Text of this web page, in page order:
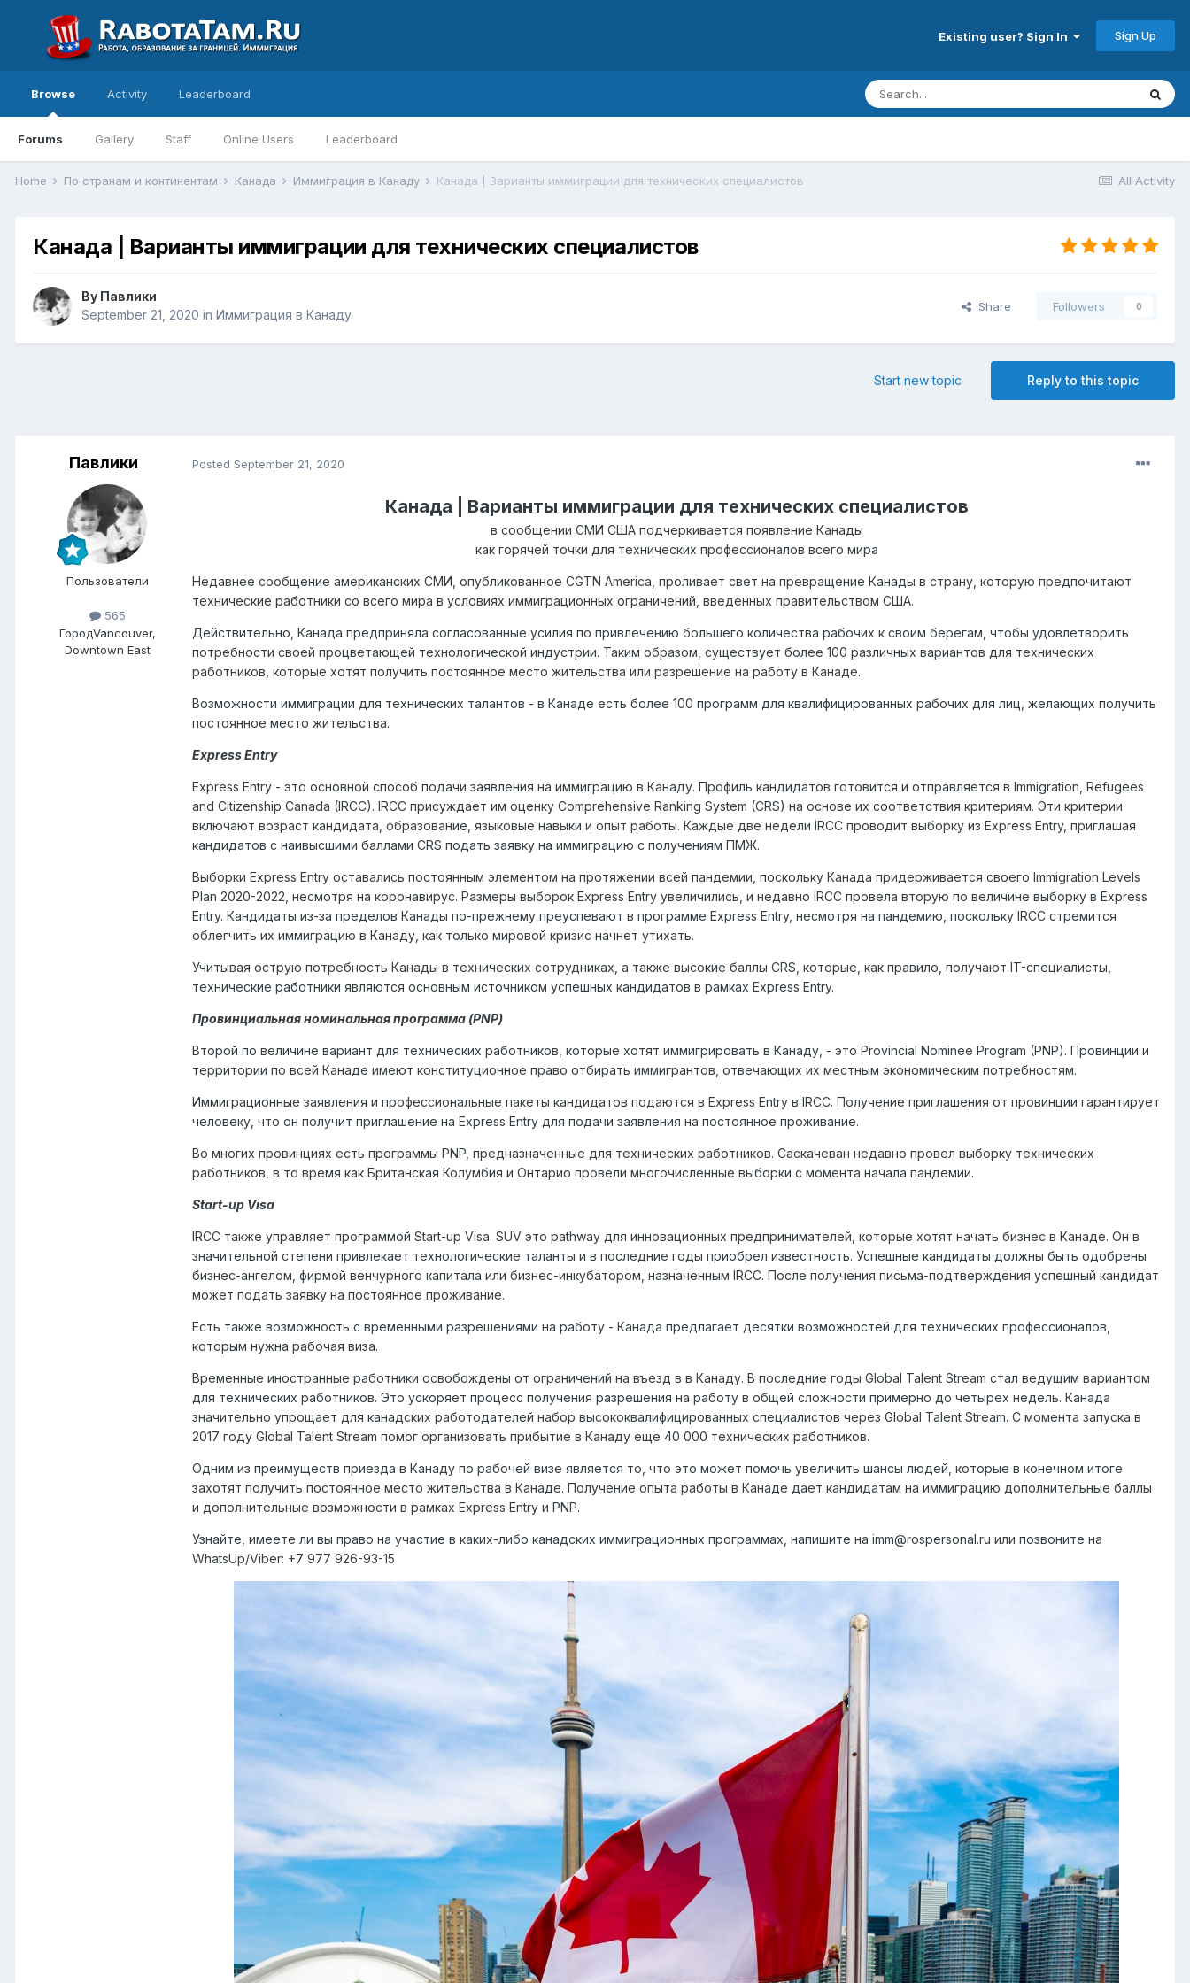
Existing user? Sign In Sign Up
Browse
Forums Gallery Staff Online Users Leaderboard
Activity Leaderboard
All Activity
Home По странам и континентам Канада Иммиграция в Канаду Канада | Варианты иммиграции для технических специалистов
Канада | Варианты иммиграции для технических специалистов
By Павлики
September 21, 2020 in Иммиграция в Канаду
Share Followers 0
Reply to this topic
Start new topic
Павлики
Пользователи
565
ГородVancouver,
Downtown East
Posted September 21, 2020
Канада | Варианты иммиграции для технических специалистов
в сообщении СМИ США подчеркивается появление Канады
как горячей точки для технических профессионалов всего мира
Недавнее сообщение американских СМИ, опубликованное CGTN America, проливает свет на превращение Канады в страну, которую предпочитают
технические работники со всего мира в условиях иммиграционных ограничений, введенных правительством США.
Действительно, Канада предприняла согласованные усилия по привлечению большего количества рабочих к своим берегам, чтобы удовлетворить
потребности своей процветающей технологической индустрии. Таким образом, существует более 100 различных вариантов для технических
работников, которые хотят получить постоянное место жительства или разрешение на работу в Канаде.
Возможности иммиграции для технических талантов - в Канаде есть более 100 программ для квалифицированных рабочих для лиц, желающих получить
постоянное место жительства.
Express Entry
Express Entry - это основной способ подачи заявления на иммиграцию в Канаду. Профиль кандидатов готовится и отправляется в Immigration, Refugees
and Citizenship Canada (IRCC). IRCC присуждает им оценку Comprehensive Ranking System (CRS) на основе их соответствия критериям. Эти критерии
включают возраст кандидата, образование, языковые навыки и опыт работы. Каждые две недели IRCC проводит выборку из Express Entry, приглашая
кандидатов с наивысшими баллами CRS подать заявку на иммиграцию с получениям ПМЖ.
Выборки Express Entry оставались постоянным элементом на протяжении всей пандемии, поскольку Канада придерживается своего Immigration Levels
Plan 2020-2022, несмотря на коронавирус. Размеры выборок Express Entry увеличились, и недавно IRCC провела вторую по величине выборку в Express
Entry. Кандидаты из-за пределов Канады по-прежнему преуспевают в программе Express Entry, несмотря на пандемию, поскольку IRCC стремится
облегчить их иммиграцию в Канаду, как только мировой кризис начнет утихать.
Учитывая острую потребность Канады в технических сотрудниках, а также высокие баллы CRS, которые, как правило, получают IT-специалисты,
технические работники являются основным источником успешных кандидатов в рамках Express Entry.
Провинциальная номинальная программа (PNP)
Второй по величине вариант для технических работников, которые хотят иммигрировать в Канаду, - это Provincial Nominee Program (PNP). Провинции и
территории по всей Канаде имеют конституционное право отбирать иммигрантов, отвечающих их местным экономическим потребностям.
Иммиграционные заявления и профессиональные пакеты кандидатов подаются в Express Entry в IRCC. Получение приглашения от провинции гарантирует
человеку, что он получит приглашение на Express Entry для подачи заявления на постоянное проживание.
Во многих провинциях есть программы PNP, предназначенные для технических работников. Саскачеван недавно провел выборку технических
работников, в то время как Британская Колумбия и Онтарио провели многочисленные выборки с момента начала пандемии.
Start-up Visa
IRCC также управляет программой Start-up Visa. SUV это pathway для инновационных предпринимателей, которые хотят начать бизнес в Канаде. Он в
значительной степени привлекает технологические таланты и в последние годы приобрел известность. Успешные кандидаты должны быть одобрены
бизнес-ангелом, фирмой венчурного капитала или бизнес-инкубатором, назначенным IRCC. После получения письма-подтверждения успешный кандидат
может подать заявку на постоянное проживание.
Есть также возможность с временными разрешениями на работу - Канада предлагает десятки возможностей для технических профессионалов,
которым нужна рабочая виза.
Временные иностранные работники освобождены от ограничений на въезд в в Канаду. В последние годы Global Talent Stream стал ведущим вариантом
для технических работников. Это ускоряет процесс получения разрешения на работу в общей сложности примерно до четырех недель. Канада
значительно упрощает для канадских работодателей набор высококвалифицированных специалистов через Global Talent Stream. С момента запуска в
2017 году Global Talent Stream помог организовать прибытие в Канаду еще 40 000 технических работников.
Одним из преимуществ приезда в Канаду по рабочей визе является то, что это может помочь увеличить шансы людей, которые в конечном итоге
захотят получить постоянное место жительства в Канаде. Получение опыта работы в Канаде дает кандидатам на иммиграцию дополнительные баллы
и дополнительные возможности в рамках Express Entry и PNP.
Узнайте, имеете ли вы право на участие в каких-либо канадских иммиграционных программах, напишите на imm@rospersonal.ru или позвоните на
WhatsUp/Viber: +7 977 926-93-15